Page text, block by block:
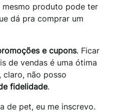
mesmo produto pode ter
dá pra comprar um
e cupons. Ficar
de vendas é uma ótima
claro, não posso
fidelidade.
de pet, eu me inscrevo.